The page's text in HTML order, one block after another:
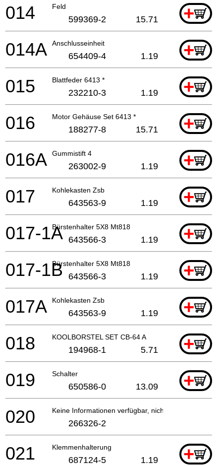
Feld +
014 599369-2 15.71
Anschlusseinheit +
014A 654409-4 1.19
Blattfeder 6413 * +
015 232210-3 1.19
Motor Gehäuse Set 6413 * +
016 188277-8 15.71
Gummistift 4 +
016A 263002-9 1.19
Kohlekasten Zsb +
017 643563-9 1.19
Bürstenhalter 5X8 Mt818 +
017-1A 643566-3 1.19
Bürstenhalter 5X8 Mt818 +
017-1B 643566-3 1.19
Kohlekasten Zsb +
017A 643563-9 1.19
KOOLBORSTEL SET CB-64 A +
018 194968-1 5.71
Schalter +
019 650586-0 13.09
Keine Informationen verfügbar, nicht bestellbar
020 266326-2
Klemmenhalterung +
021 687124-5 1.19